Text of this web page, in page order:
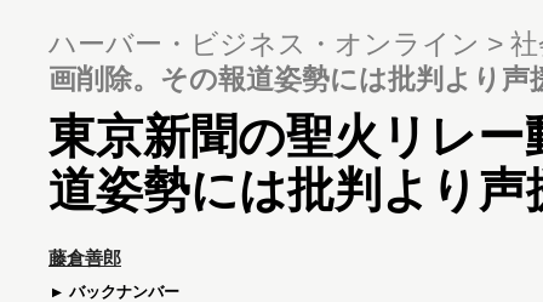
ハーバー・ビジネス・オンライン
画削除。その報道姿勢には批判より声
東京新聞の聖火リレ
道姿勢には批判より声
藤倉善郎
バックナンバー